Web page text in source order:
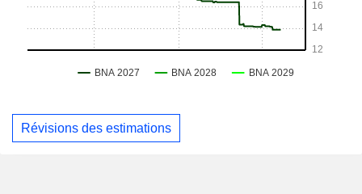
Révisions des estimations